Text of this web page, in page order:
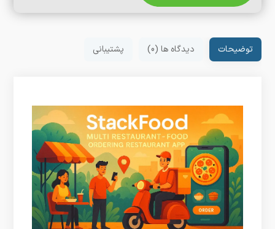
توضیحات دیدگاه ها (0) پشتیبانی